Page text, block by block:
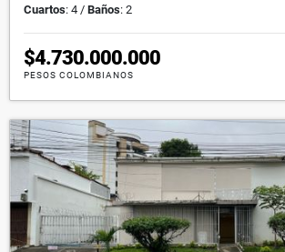
Cuartos: 4 / Baños: 2
$4.730.000.000
PESOS COLOMBIANOS